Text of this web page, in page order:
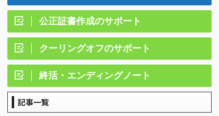
公正証書作成のサポート
クーリングオフのサポート
終活・エンディングノート
記事一覧